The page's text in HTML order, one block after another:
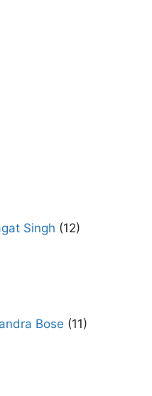
Singh (12)
Bose (11)